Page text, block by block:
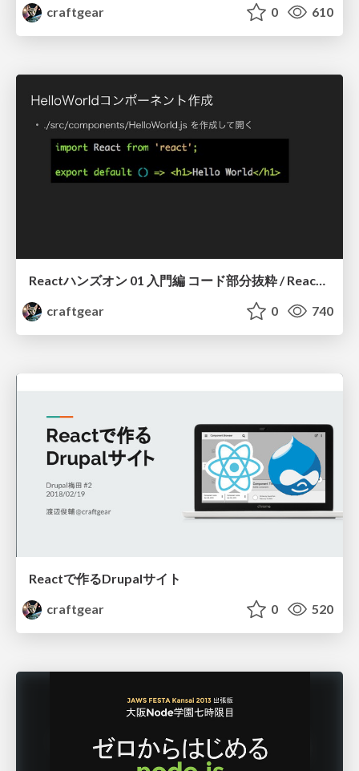
craftgear
0 610
Reactハンズオン 01 入門編 コード部分抜粋 / React Handson 01 components (excerpt)
craftgear
0 740
Reactで作るDrupalサイト
craftgear
0 520